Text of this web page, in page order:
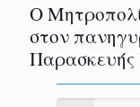
Ο
στον
Παρασκευής